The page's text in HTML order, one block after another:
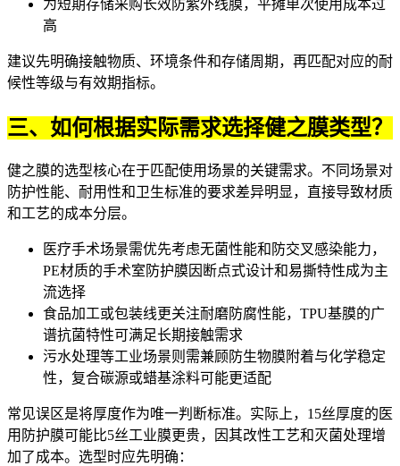
为短期存储采购长效防紫外线膜，平摊单次使用成本过
高
建议先明确接触物质、环境条件和存储周期，再匹配对应的耐
候性等级与有效期指标。
三、如何根据实际需求选择健之膜类型？
健之膜的选型核心在于匹配使用场景的关键需求。不同场景对
防护性能、耐用性和卫生标准的要求差异明显，直接导致材质
和工艺的成本分层。
医疗手术场景需优先考虑无菌性能和防交叉感染能力，
PE材质的手术室防护膜因断点式设计和易撕特性成为主
流选择
食品加工或包装线更关注耐磨防腐性能，TPU基膜的广
谱抗菌特性可满足长期接触需求
污水处理等工业场景则需兼顾防生物膜附着与化学稳定
性，复合碳源或蜡基涂料可能更适配
常见误区是将厚度作为唯一判断标准。实际上，15丝厚度的 医
用防护膜可能比5丝工业膜更贵，因其改性工艺和灭菌处理增
加了成本。选型时应先明确：